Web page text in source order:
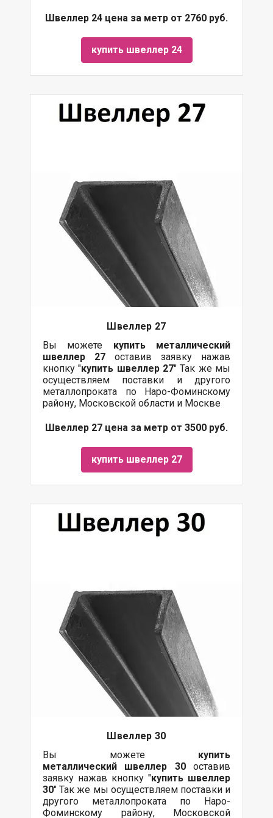
Швеллер 24 цена за метр от 2760 руб.
купить швеллер 24
Швеллер 27
Вы можете купить металлический
швеллер 27 оставив заявку нажав
кнопку "купить швеллер 27" Так же мы
осуществляем поставки и другого
металлопроката по Наро-Фоминскому
району, Московской области и Москве
Швеллер 27 цена за метр от 3500 руб.
купить швеллер 27
Швеллер 30
Вы можете купить
металлический швеллер 30оставив
заявку нажав кнопку "купить швеллер
30" Так же мы осуществляем поставки и
другого металлопроката по Наро-
Фоминскому району, Московской